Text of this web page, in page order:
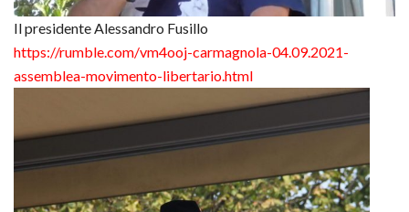
Il presidente Alessandro Fusillo
https://rumble.com/vm4ooj-carmagnola-04.09.2021-
assemblea-movimento-libertario.html